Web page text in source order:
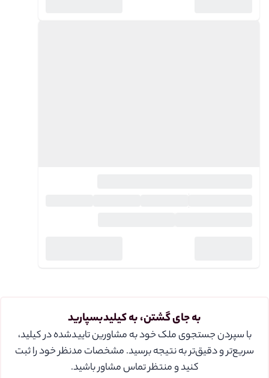
به جای گشتن، به کیلیدبسپارید
با سپردن جستجوی ملک خود به مشاورین تایید‌شده در کیلید،
سریع‌تر و دقیق‌تر به نتیجه برسید. مشخصات مدنظر خود را ثبت
کنید و منتظر تماس مشاور باشید.